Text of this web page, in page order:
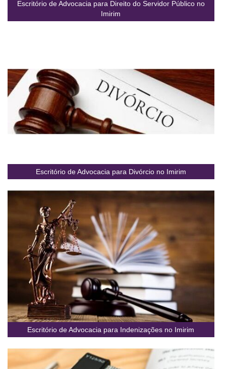
Escritório de Advocacia para Direito do Servidor Público no
Imirim
Escritório de Advocacia para Divórcio no Imirim
Escritório de Advocacia para Indenizações no Imirim